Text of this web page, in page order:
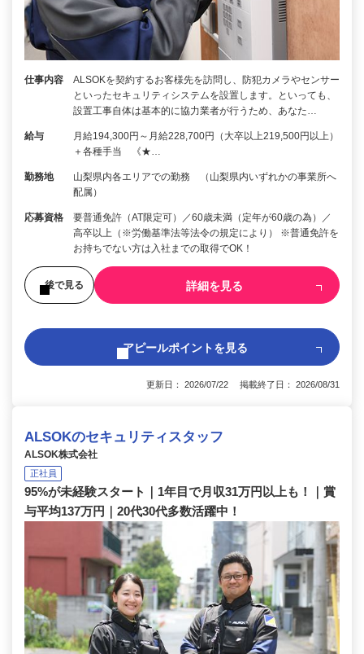
仕事内容
ALSOKを契約するお客様先を訪問し、防犯カメラやセンサー
といったセキュリティシステムを設置します。といっても、
設置工事自体は基本的に協力業者が行うため、あなた…
給与
月給194,300円～月給228,700円（大卒以上219,500円以上）
＋各種手当 《★…
勤務地
山梨県内各エリアでの勤務 （山梨県内いずれかの事業所へ
配属）
応募資格
要普通免許（AT限定可）／60歳未満（定年が60歳の為）／
高卒以上（※労働基準法等法令の規定により） ※普通免許を
お持ちでない方は入社までの取得でOK！
後で見る 詳細を見る
アピールポイントを見る
更新日： 2026/07/22 掲載終了日： 2026/08/31
ALSOKのセキュリティスタッフ
ALSOK株式会社
正社員
95%が未経験スタート｜1年目で月収31万円以上も！｜賞
与平均137万円｜20代30代多数活躍中！